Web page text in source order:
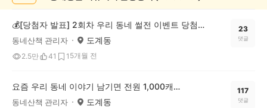
💰[당첨자 발표] 2회차 우리 동네 썰전 이벤트 당첨자를 발표합니다!
동네산책 관리자 도계동
2.5만 41 1 5개월 전
23
댓글
요즘 우리 동네 이야기 남기면 전원 1,000캐시! 🔥우리 동네 썰전 3회차 OPEN
동네산책 관리자 도계동
117
댓글